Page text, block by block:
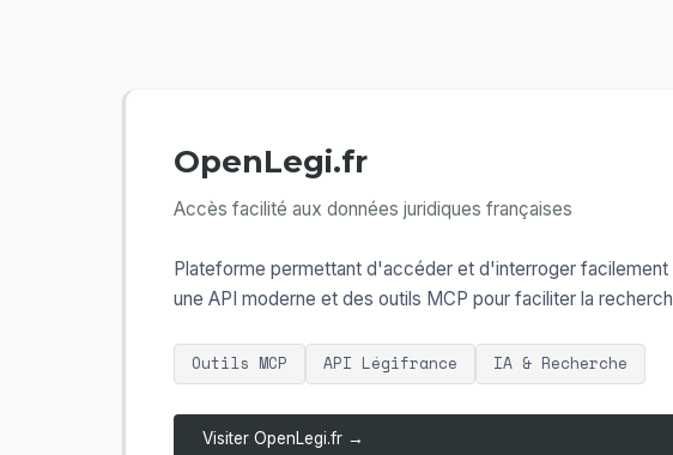
OpenLegi.fr
Accès facilité aux données juridiques françaises
Plateforme permettant d'accéder et d'interroger
une API moderne et des outils MCP pour faciliter la
Outils MCP API Légifrance IA & Recherche
Visiter OpenLegi.fr →